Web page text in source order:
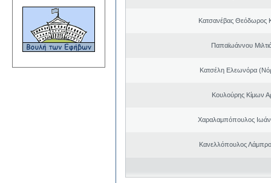
Κατσανέβας Θεόδωρος
Παπαϊωάννου
Κατσέλη Ελεωνόρα
Κουλούρης Κίμων
Χαραλαμπόπουλος
Κανελλόπουλος